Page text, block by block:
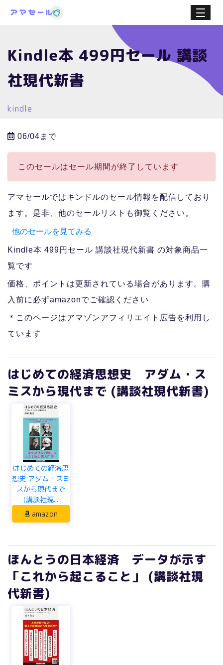
Kindle本 499円セール 講談
社現代新書
kindle
06/04まで
このセールはセール期間が終了しています
アマセールではキンドルのセール情報を配信しており
ます。是非、他のセールリストも御覧ください。
他のセールを見てみる
Kindle本 499円セール 講談社現代新書 の対象商品一
覧です
価格、ポイントは更新されている場合があります。購
入前に必ずamazonでご確認ください
＊このページはアマゾンアフィリエイト広告を利用し
ています
はじめての経済思想史 アダム・ス
ミスから現代まで (講談社現代新書)
はじめての経済思
想史 アダム・スミ
スから現代まで
(講談社現...
amazon
ほんとうの日本経済 データが示す
「これから起こること」 (講談社現
代新書)